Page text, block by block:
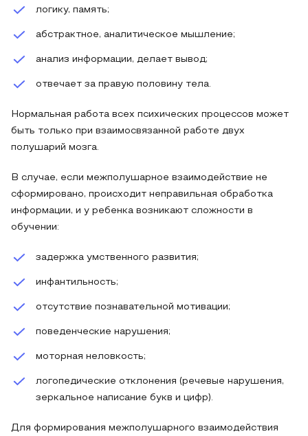
логику, память;
абстрактное, аналитическое мышление;
анализ информации, делает вывод;
отвечает за правую половину тела.
Нормальная работа всех психических процессов может
быть только при взаимосвязанной работе двух
полушарий мозга.
В случае, если межполушарное взаимодействие не
сформировано, происходит неправильная обработка
информации, и у ребенка возникают сложности в
обучении:
задержка умственного развития;
инфантильность;
отсутствие познавательной мотивации;
поведенческие нарушения;
моторная неловкость;
логопедические отклонения (речевые нарушения,
зеркальное написание букв и цифр).
Для формирования межполушарного взаимодействия